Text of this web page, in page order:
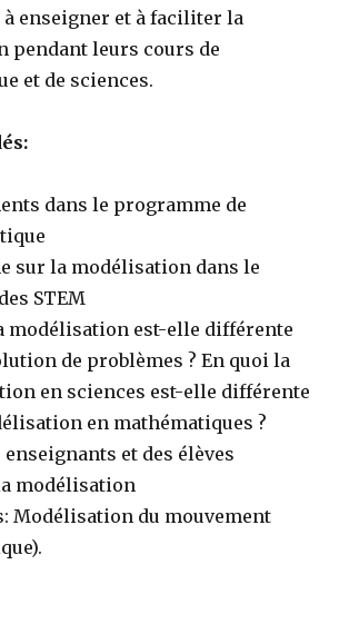
enseigner et à faciliter la
pendant leurs cours de
et de sciences.
dans le programme de
sur la modélisation dans le
STEM
modélisation est-elle différente
de problèmes ? En quoi la
en sciences est-elle différente
en mathématiques ?
enseignants et des élèves
modélisation
Modélisation du mouvement